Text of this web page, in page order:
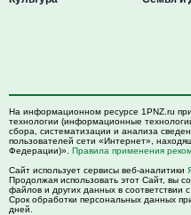
На информационном ресурсе 1PNZ.ru
технологии (информационные
сбора, систематизации и анализа
пользователей сети «Интернет»,
Федерации)». Правила применения
Сайт использует сервисы веб-аналитики
Продолжая использовать этот Сайт, вы
файлов и других данных в соответствии
Срок обработки персональных данных
дней.